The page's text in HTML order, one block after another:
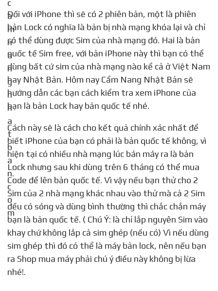
Đối với iPhone thì sẽ có 2 phiên bản, một là phiên
bản Lock có nghĩa là bản bị nhà mạng khóa lại và chỉ
có thể dùng được Sim của nhà mạng đó. Hai là bản
quốc tế Sim free, với bản iPhone này thì bạn có thể
dùng bất cứ sim của nhà mạng nào kể cả ở Việt Nam
hay Nhật Bản. Hôm nay Cẩm Nang Nhật Bản sẽ
hướng dẫn các bạn cách kiểm tra xem iPhone của
bạn là bản Lock hay bản quốc tế nhé.
Cách này sẽ là cách cho kết quả chính xác nhất để
biết iPhone của bạn có phải là bản quốc tế không, vì
hiện tại có nhiều nhà mạng lúc bán máy ra là bản
Lock nhưng sau khi dùng trên 6 tháng có thể mua
Code để lên bản quốc tế. Vì vậy nếu bạn thử cho 2
Sim của 2 nhà mạng khác nhau vào thử mà cả 2 Sim
đều có sóng và dùng bình thường thì chắc chắn máy
bạn là bản quốc tế. ( Chú Ý: là chỉ lắp nguyên Sim vào
khay chứ không lắp cả sim ghép (nếu có) Vì nếu dùng
sim ghép thì đó có thể là máy bản lock, nên nếu bạn
ra Shop mua máy phải chú ý điều này không bị lừa
nhé!.